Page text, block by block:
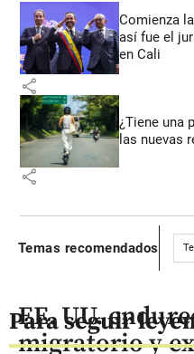
Comienza
así fue el
en Cali
share
¿Tiene una
las nuevas
share
Temas recomendados
Para seguir
EE. UU.
migratorio y